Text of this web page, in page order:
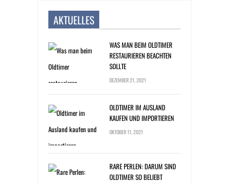
AKTUELLES
WAS MAN BEIM OLDTIMER
RESTAURIEREN BEACHTEN
SOLLTE
DEZEMBER 21, 2021
OLDTIMER IM AUSLAND
KAUFEN UND IMPORTIEREN
OKTOBER 11, 2021
RARE PERLEN: DARUM SIND
OLDTIMER SO BELIEBT